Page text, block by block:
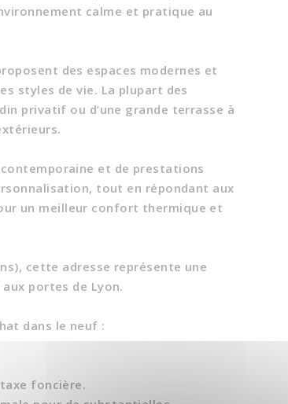
calme et pratique au
des espaces modernes et
styles de vie. La plupart des
privatif ou d’une grande terrasse à
et de prestations
tout en répondant aux
un meilleur confort thermique et
cette adresse représente une
portes de Lyon.
dans le neuf :
foncière.